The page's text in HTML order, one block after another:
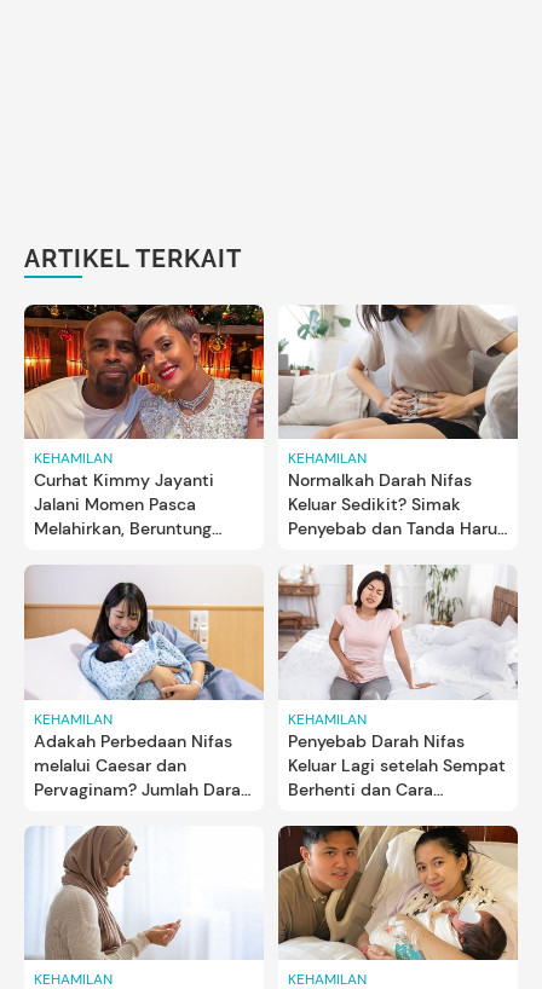
ARTIKEL TERKAIT
KEHAMILAN
Curhat Kimmy Jayanti
Jalani Momen Pasca
Melahirkan, Beruntung
KEHAMILAN
Normalkah Darah Nifas
Keluar Sedikit? Simak
Penyebab dan Tanda Harus
KEHAMILAN
Adakah Perbedaan Nifas
melalui Caesar dan
Pervaginam? Jumlah Darah
KEHAMILAN
Penyebab Darah Nifas
Keluar Lagi setelah Sempat
Berhenti dan Cara
KEHAMILAN KEHAMILAN